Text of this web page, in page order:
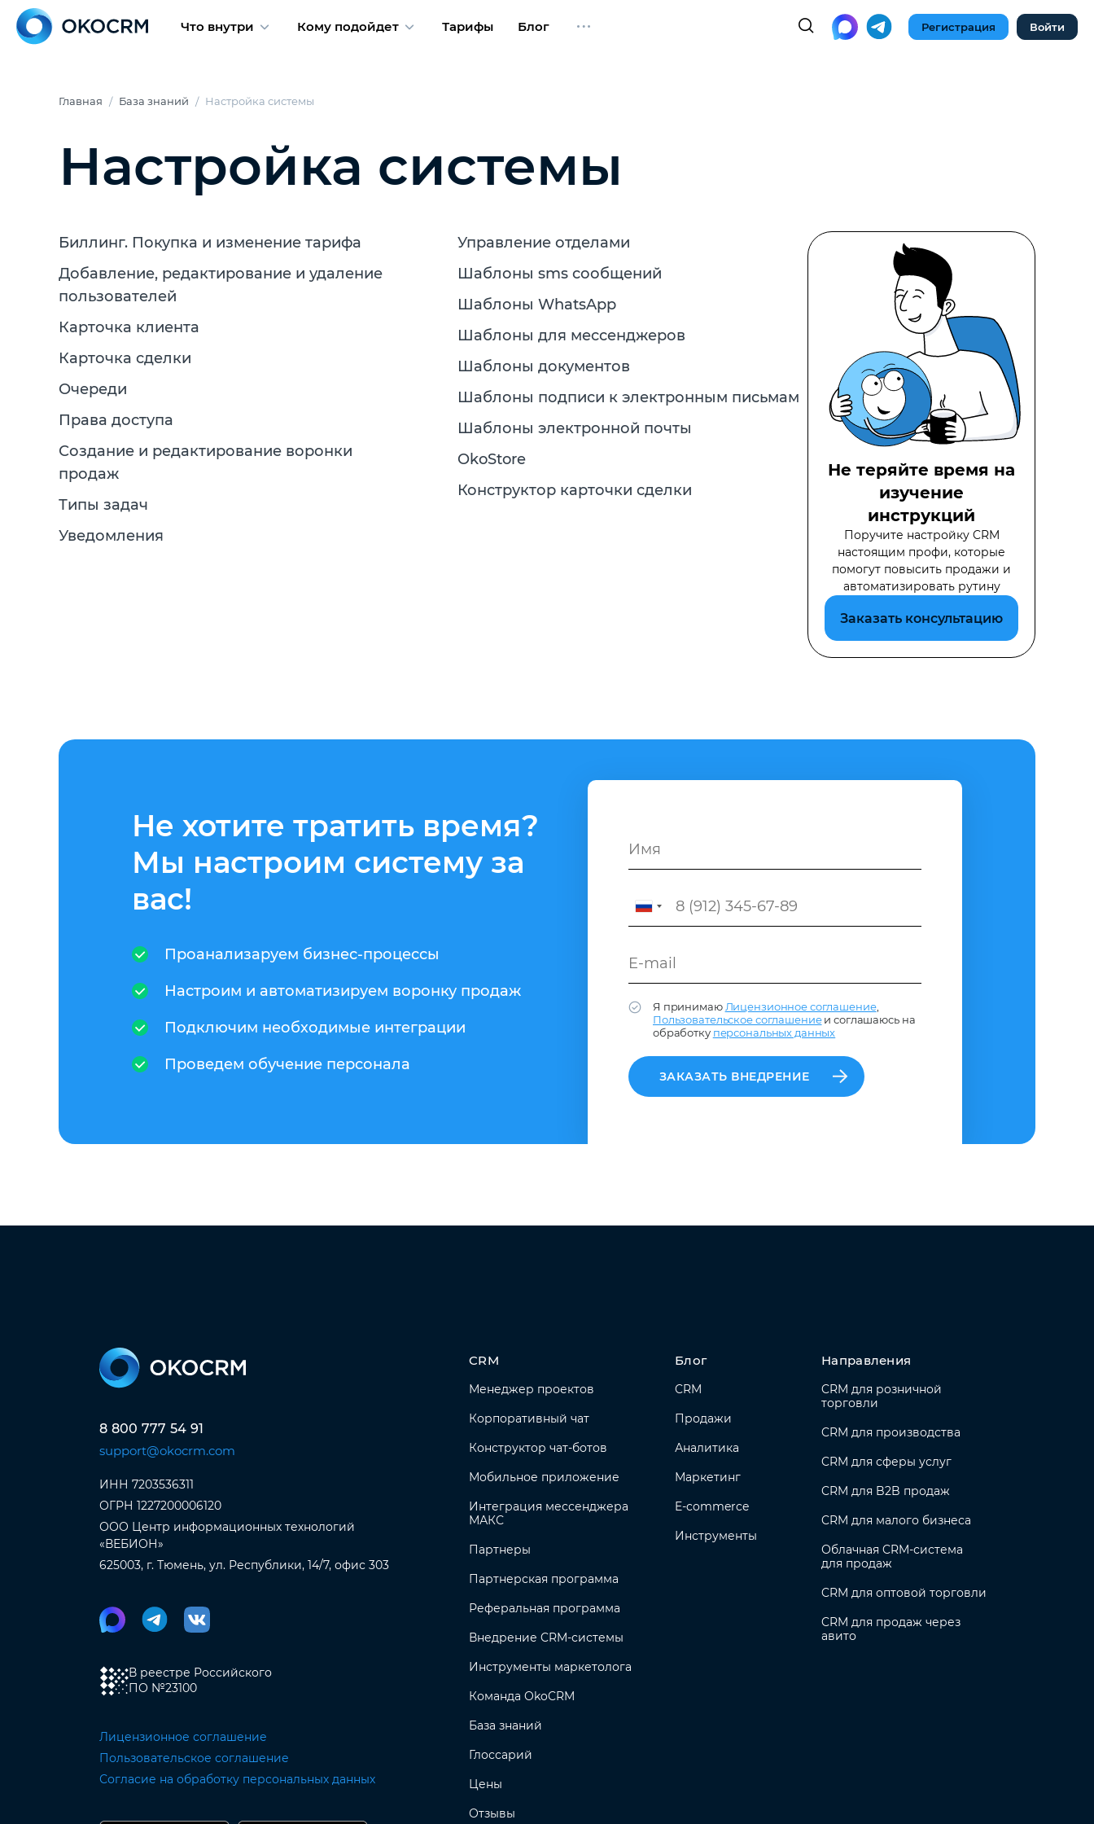
Что внутри Кому подойдет Тарифы Блог Регистрация Войти
Главная База знаний Настройка системы
Настройка системы
Биллинг. Покупка и изменение тарифа
Добавление, редактирование и удаление
пользователей
Карточка клиента
Карточка сделки
Очереди
Права доступа
Создание и редактирование воронки
продаж
Типы задач
Уведомления
Управление отделами
Шаблоны sms сообщений
Шаблоны WhatsApp
Шаблоны для мессенджеров
Шаблоны документов
Шаблоны подписи к электронным письмам
Шаблоны электронной почты
OkoStore
Конструктор карточки сделки
Не теряйте время на
изучение
инструкций
Поручите настройку CRM
настоящим профи, которые
помогут повысить продажи и
автоматизировать рутину
Заказать консультацию
Не хотите тратить время?
Мы настроим систему за
вас!
Проанализаруем бизнес-процессы
Настроим и автоматизируем воронку продаж
Подключим необходимые интеграции
Проведем обучение персонала
Я принимаю Лицензионное соглашение,
Пользовательское соглашениеи соглашаюсь на
обработку персональных данных
ЗАКАЗАТЬ ВНЕДРЕНИЕ
8 800 777 54 91
support@okocrm.com
ИНН 7203536311
ОГРН 1227200006120
ООО Центр информационных технологий
«ВЕБИОН»
625003, г. Тюмень, ул. Республики, 14/7, офис 303
В реестре Российского
ПО №23100
Лицензионное соглашение
Пользовательское соглашение
Согласие на обработку персональных данных
CRM
Менеджер проектов
Корпоративный чат
Конструктор чат-ботов
Мобильное приложение
Интеграция мессенджера
МАКС
Партнеры
Партнерская программа
Реферальная программа
Внедрение CRM-системы
Инструменты маркетолога
Команда OkoCRM
База знаний
Глоссарий
Цены
Отзывы
Блог
CRM
Продажи
Аналитика
Маркетинг
E-commerce
Инструменты
Направления
CRM для розничной
торговли
CRM для производства
CRM для сферы услуг
CRM для B2B продаж
CRM для малого бизнеса
Облачная CRM-система
для продаж
CRM для оптовой торговли
CRM для продаж через
авито